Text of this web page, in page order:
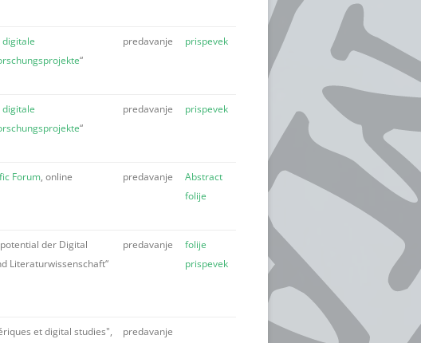
digitale
“
predavanje prispevek
digitale
“
predavanje prispevek
Forum, online predavanje
Abstract
folije
der Digital
Literaturwissenschaft“
predavanje
folije
prispevek
et digital studies",
predavanje